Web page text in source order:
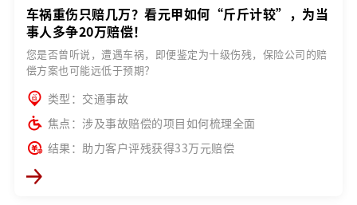
车祸重伤只赔几万？看元甲如何“斤斤计较”，为当
事人多争20万赔偿！
您是否曾听说，遭遇车祸，即便鉴定为十级伤残，保险公司的赔
偿方案也可能远低于预期？
类型：交通事故
焦点：涉及事故赔偿的项目如何梳理全面
结果：助力客户评残获得33万元赔偿